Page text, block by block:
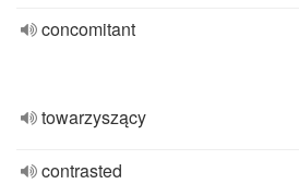
concomitant
towarzyszący
contrasted